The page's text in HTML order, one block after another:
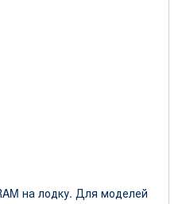
на лодку. Для моделей